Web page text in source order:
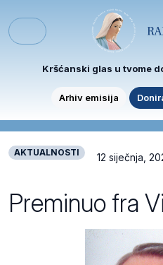
Menu
Kršćanski glas u tvome
Arhiv emisija
AKTUALNOSTI 12 siječnja,
Preminuo fra